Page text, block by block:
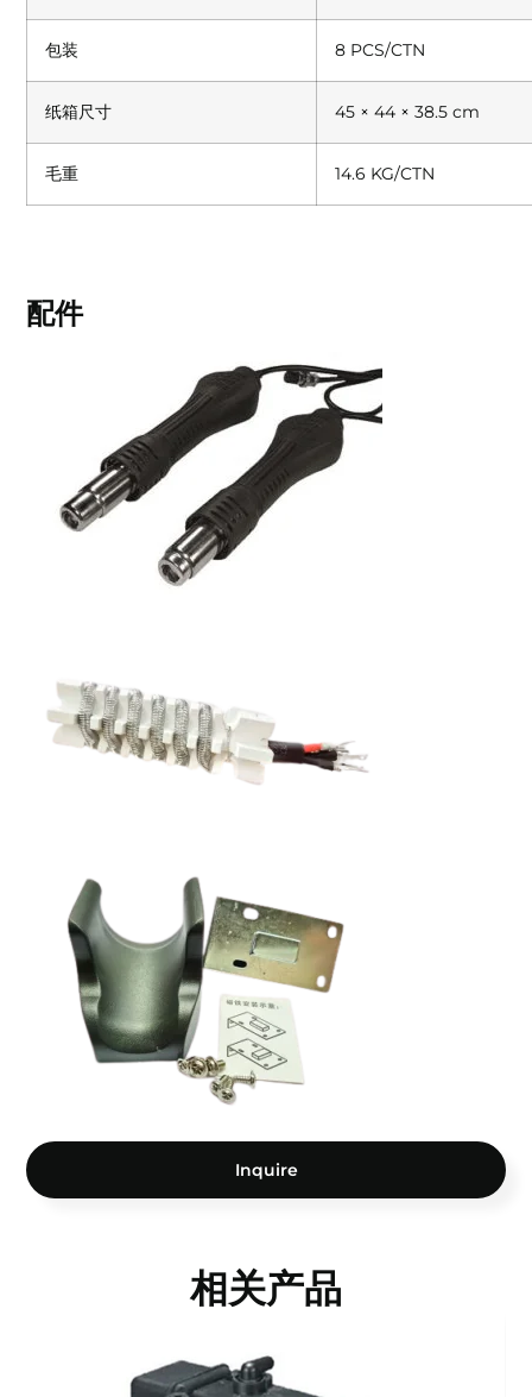
包装 8 PCS/CTN
纸箱尺寸 45 × 44 × 38.5 cm
毛重 14.6 KG/CTN
配件
Inquire
相关产品